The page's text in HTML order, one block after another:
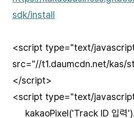
sdk/install
<script type="text/
src="//t1.daumcdn.net/kas/
</script>
<script type="text/
kakaoPixel('Track ID 입력